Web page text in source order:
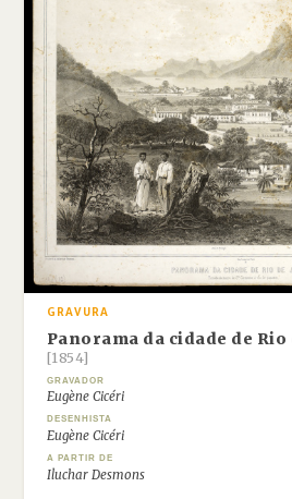
GRAVURA
Panorama da cidade de Rio
[1854]
GRAVADOR
Eugène Cicéri
DESENHISTA
Eugène Cicéri
A PARTIR DE
Iluchar Desmons